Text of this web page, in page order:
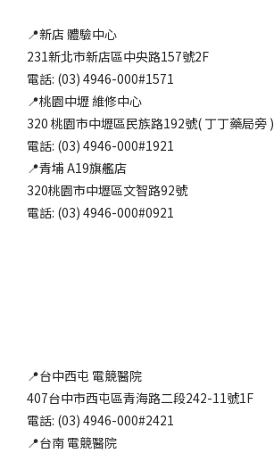
📍新店 體驗中心
231新北市新店區中央路157號2F
電話: (03) 4946-000#1571
📍桃園中壢 維修中心
320 桃園市中壢區民族路192號( 丁丁藥局旁 )
電話: (03) 4946-000#1921
📍青埔 A19旗艦店
320桃園市中壢區文智路92號
電話: (03) 4946-000#0921
📍台中西屯 電競醫院
407台中市西屯區青海路二段242-11號1F
電話: (03) 4946-000#2421
📍台南 電競醫院